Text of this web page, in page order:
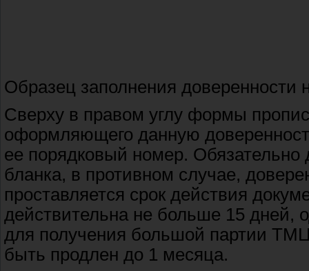
Образец заполнения
Сверху в правом углу формы
оформляющего данную
ее порядковый номер.
бланка, в противном случае,
проставляется срок действия
действительна не больше 15 дней,
для получения большой партии ТМЦ
быть продлен до 1 месяца.